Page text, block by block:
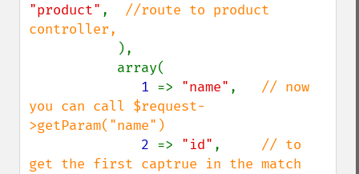
"product" , //route to product
controller,
),
1 => "name" , // now
you can call $request-
>getParam("name")
2 => "id" , // to
get the first captrue in the match